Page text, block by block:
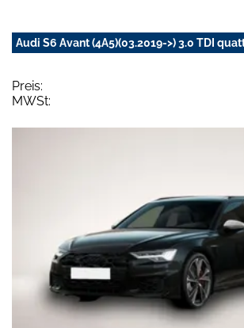
Audi S6 Avant (4A5)(03.2019->) 3.0 TDI
Preis:
MWSt: